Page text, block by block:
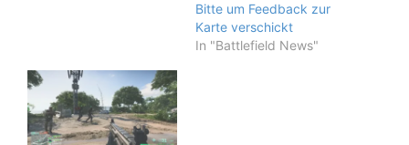
Bitte um Feedback zur
Karte verschickt
In "Battlefield News"